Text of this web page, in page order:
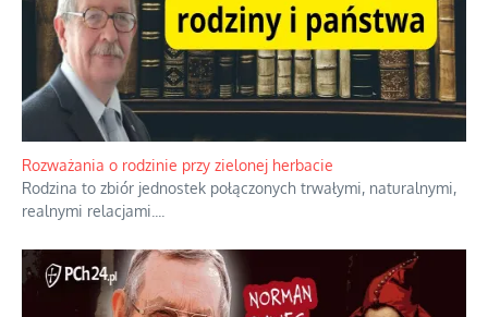
Bezobsługowe muzeum objawień w Alpach
Boże, nikt tego nie pilnuje, nic kompletnie....